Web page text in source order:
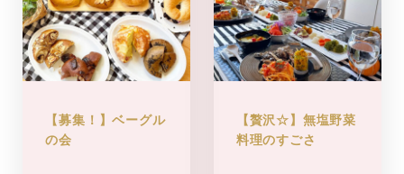
【募集！】ベーグル
の会
【贅沢☆】無塩野菜
料理のすごさ